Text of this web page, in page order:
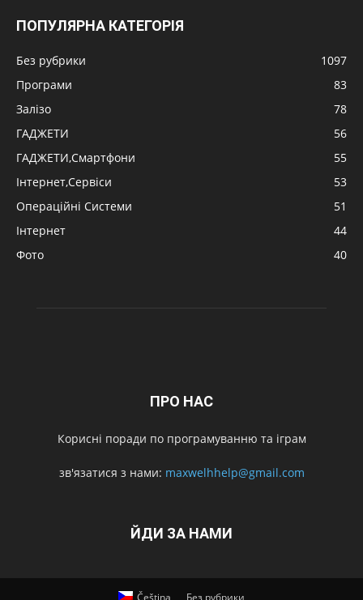
ПОПУЛЯРНА КАТЕГОРІЯ
Без рубрики
1097
Програми
83
Залізо
78
ГАДЖЕТИ
56
ГАДЖЕТИ,Смартфони
55
Інтернет,Сервіси
53
Операційні Системи
51
Інтернет
44
Фото
40
ПРО НАС
Корисні поради по програмуванню та іграм
зв'язатися з нами: maxwelhhelp@gmail.com
ЙДИ ЗА НАМИ
Čeština Без рубрики